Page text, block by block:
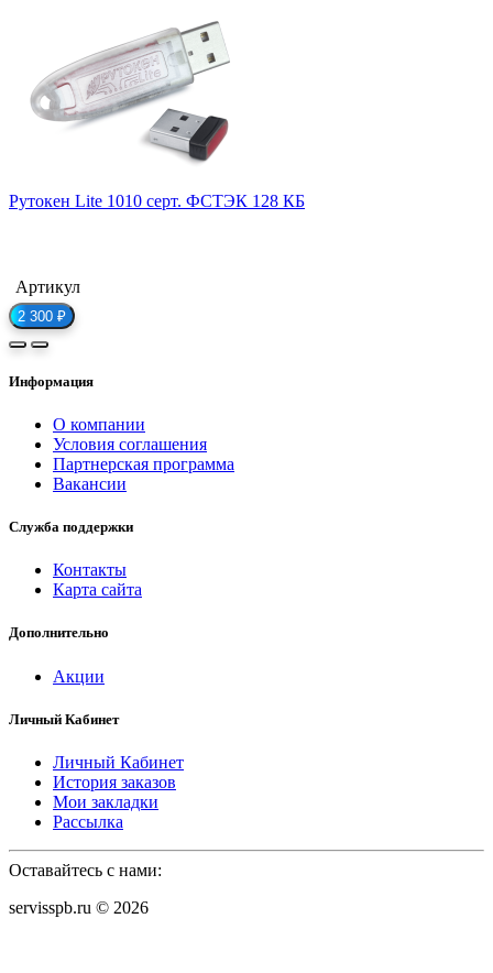
Рутокен Lite 1010 серт. ФСТЭК 128 КБ
Артикул
2 300 ₽
Информация
О компании
Условия соглашения
Партнерская программа
Вакансии
Служба поддержки
Контакты
Карта сайта
Дополнительно
Акции
Личный Кабинет
Личный Кабинет
История заказов
Мои закладки
Рассылка
Оставайтесь с нами:
servisspb.ru © 2026